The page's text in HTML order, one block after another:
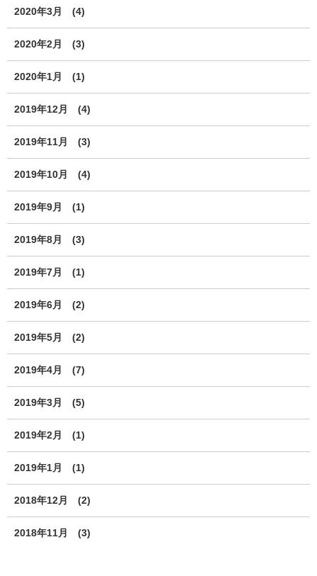
2020年3月 (4)
2020年2月 (3)
2020年1月 (1)
2019年12月 (4)
2019年11月 (3)
2019年10月 (4)
2019年9月 (1)
2019年8月 (3)
2019年7月 (1)
2019年6月 (2)
2019年5月 (2)
2019年4月 (7)
2019年3月 (5)
2019年2月 (1)
2019年1月 (1)
2018年12月 (2)
2018年11月 (3)